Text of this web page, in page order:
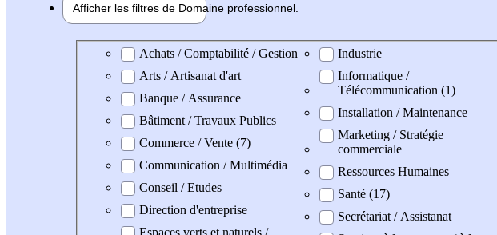
Afficher les filtres de Domaine professionnel
Domaine professionel
Achats / Comptabilité / Gestion
Arts / Artisanat d'art
Banque / Assurance
Bâtiment / Travaux Publics
Commerce / Vente (7)
Communication / Multimédia
Conseil / Etudes
Direction d'entreprise
Espaces verts et naturels /
Industrie
Informatique /
Télécommunication (1)
Installation / Maintenance
Marketing / Stratégie
commerciale
Ressources Humaines
Santé (17)
Secrétariat / Assistanat